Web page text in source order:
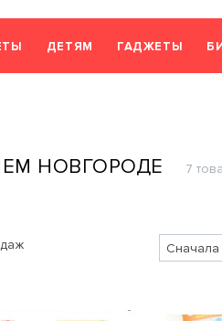
ДЕТЯМ ГАДЖЕТЫ
НОВГОРОДЕ 7